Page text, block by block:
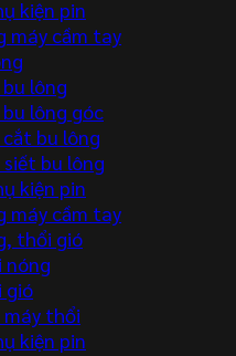
kiện pin
máy cầm tay
lông
lông góc
bu lông
siết bu lông
kiện pin
máy cầm tay
thổi gió
nóng
gió
máy thổi
kiện pin